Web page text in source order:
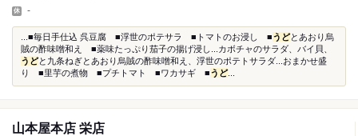
-
...■毎日手仕込 呉豆腐 ■浮世のポテサラ ■トマトのお浸し ■うどとあおり烏
賊の酢味噌和え ■薬味たっぷり茄子の揚げ浸し...カボチャのサラダ、バイ貝、
うどと九条ねぎとあおり烏賊の酢味噌和え、浮世のポテトサラダ...おまかせ盛
り ■里芋の煮物 ■プチトマト ■ワカサギ ■うど...
山本屋本店 栄店